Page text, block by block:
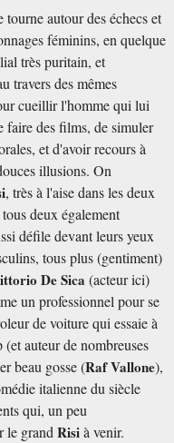
autour des échecs et
féminins, en quelque
très puritain, et
travers des mêmes
cueillir l'homme qui lui
faire des films, de simuler
et d'avoir recours à
illusions. On
, très à l'aise dans les deux
deux également
défile devant leurs yeux
tous plus (gentiment)
De Sica (acteur ici)
un professionnel pour se
de voiture qui essaie à
auteur de nombreuses
beau gosse (Raf Vallone),
italienne du siècle
qui, un peu
le grandRisià venir.